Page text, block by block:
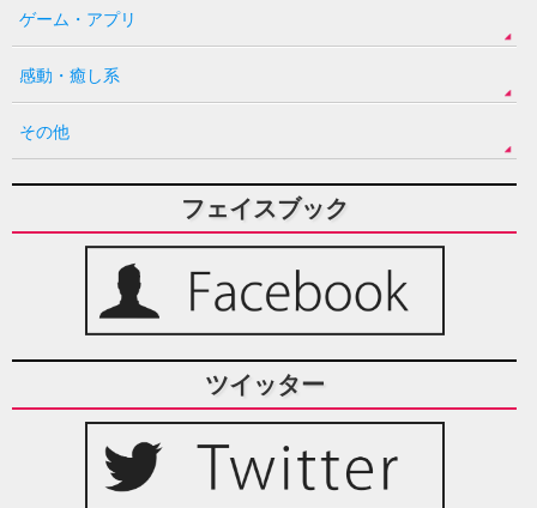
ゲーム・アプリ
感動・癒し系
その他
フェイスブック
ツイッター